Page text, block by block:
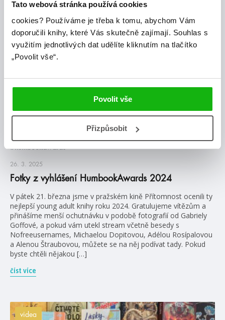
Tato webová stránka používá cookies
cookies? Používáme je třeba k tomu, abychom Vám
doporučili knihy, které Vás skutečně zajímají. Souhlas s
využitím jednotlivých dat udělíte kliknutím na tlačítko
„Povolit vše“.
Povolit vše
Přizpůsobit
blog
#humbookawards
26. 3. 2025
Fotky z vyhlášení HumbookAwards 2024
V pátek 21. března jsme v pražském kině Přítomnost ocenili ty
nejlepší young adult knihy roku 2024. Gratulujeme vítězům a
přinášíme menší ochutnávku v podobě fotografií od Gabriely
Goffové, a pokud vám utekl stream včetně besedy s
Nofreeusernames, Michaelou Dopitovou, Adélou Rosípalovou
a Alenou Štraubovou, můžete se na něj podívat tady. Pokud
byste chtěli nějakou […]
číst více
videa